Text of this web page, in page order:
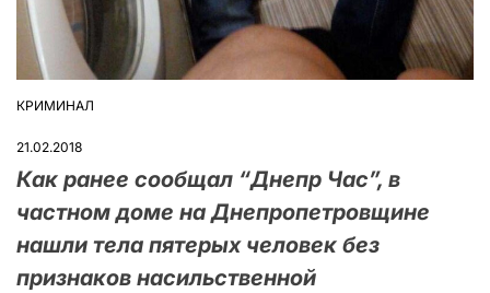
ОПУБЛІКУВАТИ
КРИМИНАЛ
21.02.2018
Как ранее сообщал “Днепр Час”, в
частном доме на Днепропетровщине
нашли тела пятерых человек без
признаков насильственной